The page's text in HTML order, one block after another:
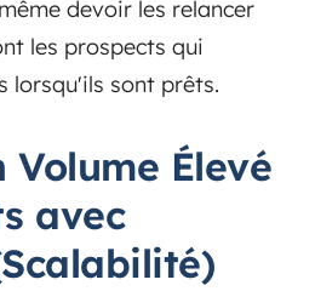
devoir les relancer
les prospects qui
lorsqu'ils sont prêts.
Volume Élevé
avec